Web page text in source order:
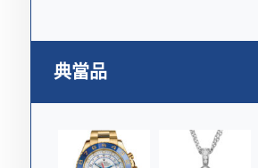
典當品